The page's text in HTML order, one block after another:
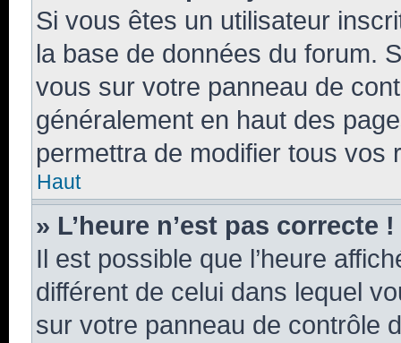
Si vous êtes un utilisateur
la base de données du forum.
vous sur votre panneau de
généralement en haut des
permettra de modifier tous
Haut
» L’heure n’est pas correcte !
Il est possible que l’heure
différent de celui dans lequel
sur votre panneau de contrôle